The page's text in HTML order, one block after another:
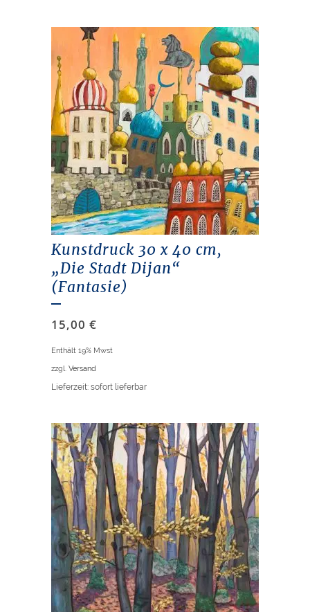
Kunstdruck 30 x 40 cm,
„Die Stadt Dijan“
(Fantasie)
15,00 €
Enthält 19% Mwst
zzgl. Versand
Lieferzeit: sofort lieferbar